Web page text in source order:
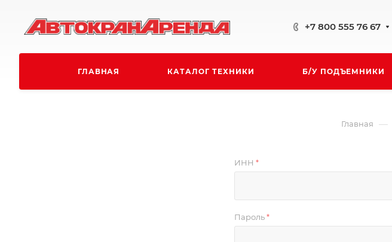
+7 800 555 76 67
ГЛАВНАЯ КАТАЛОГ ТЕХНИКИ Б/У ПОДЪЕМНИКИ
Главная —
ИНН *
Пароль*